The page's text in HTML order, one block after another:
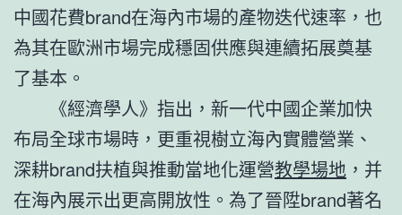
中國花費brand在海內市場的產物迭代速率，也
為其在歐洲市場完成穩固供應與連續拓展奠基
了基本。
《經濟學人》指出，新一代中國企業加快
布局全球市場時，更重視樹立海內實體營業、
深耕brand扶植與推動當地化運營教學場地 ，并
在海內展示出更高開放性。為了晉陞brand著名